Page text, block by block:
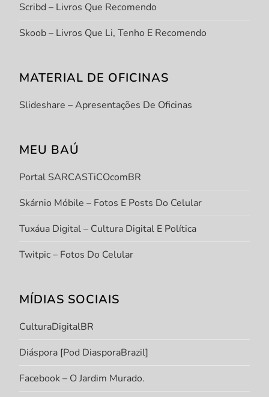
Scribd – Livros Que Recomendo
Skoob – Livros Que Li, Tenho E Recomendo
MATERIAL DE OFICINAS
Slideshare – Apresentações De Oficinas
MEU BAÚ
Portal SARCASTiCOcomBR
Skárnio Móbile – Fotos E Posts Do Celular
Tuxáua Digital – Cultura Digital E Política
Twitpic – Fotos Do Celular
MÍDIAS SOCIAIS
CulturaDigitalBR
Diáspora [Pod DiasporaBrazil]
Facebook – O Jardim Murado.